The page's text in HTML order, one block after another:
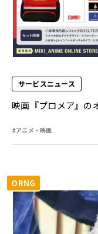
サービスニュース
映画『プロメア』の
#アニメ・映画
ORNG